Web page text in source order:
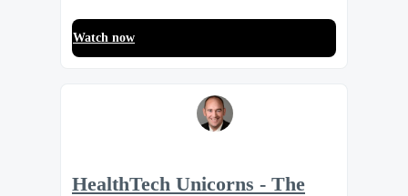
Watch now
HealthTech Unicorns - The